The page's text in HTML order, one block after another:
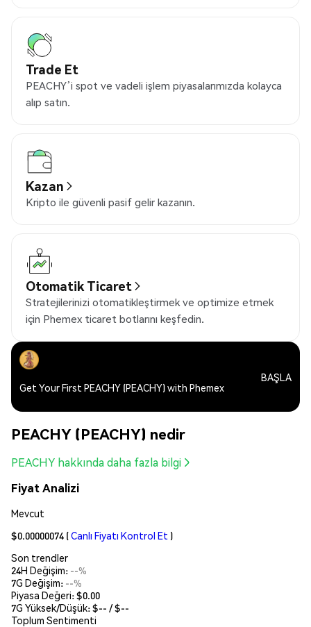
Trade Et
PEACHY’i spot ve vadeli işlem piyasalarımızda kolayca
alıp satın.
Kazan
Kripto ile güvenli pasif gelir kazanın.
Otomatik Ticaret
Stratejilerinizi otomatikleştirmek ve optimize etmek
için Phemex ticaret botlarını keşfedin.
Get Your First PEACHY (PEACHY) with Phemex
BAŞLA
PEACHY (PEACHY) nedir
PEACHY hakkında daha fazla bilgi
Fiyat Analizi
Mevcut
$0.00000074 (Canlı Fiyatı Kontrol Et )
Son trendler
24H Değişim: --%
7G Değişim: --%
Piyasa Değeri:$0.00
7G Yüksek/Düşük: $-- / $--
Toplum Sentimenti